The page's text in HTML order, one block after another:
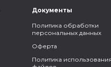
Документы
Политика обработки
персональных данных
Оферта
Политика